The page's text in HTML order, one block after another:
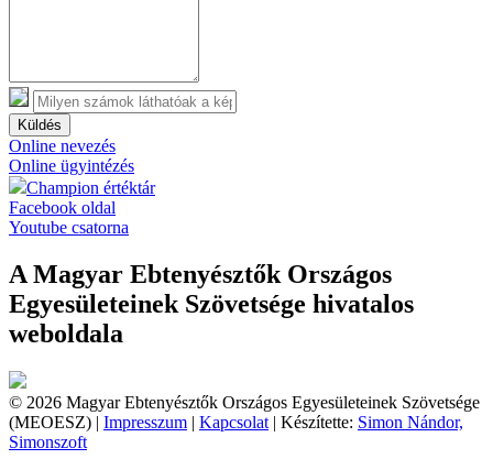
Küldés
Online nevezés
Online ügyintézés
Champion értéktár
Facebook oldal
Youtube csatorna
A Magyar Ebtenyésztők Országos
Egyesületeinek Szövetsége hivatalos
weboldala
© 2026 Magyar Ebtenyésztők Országos Egyesületeinek Szövetsége
(MEOESZ) | Impresszum | Kapcsolat | Készítette: Simon Nándor,
Simonszoft